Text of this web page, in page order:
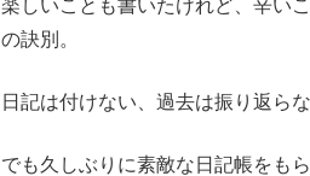
楽しいことも書いたけれど、辛い
の訣別。
日記は付けない、過去は振り返らな
でも久しぶりに素敵な日記帳をも